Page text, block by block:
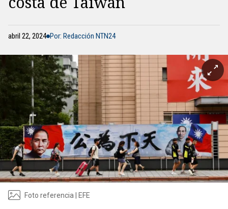
abril 22, 2024 Por: Redacción NTN24
Foto referencia | EFE